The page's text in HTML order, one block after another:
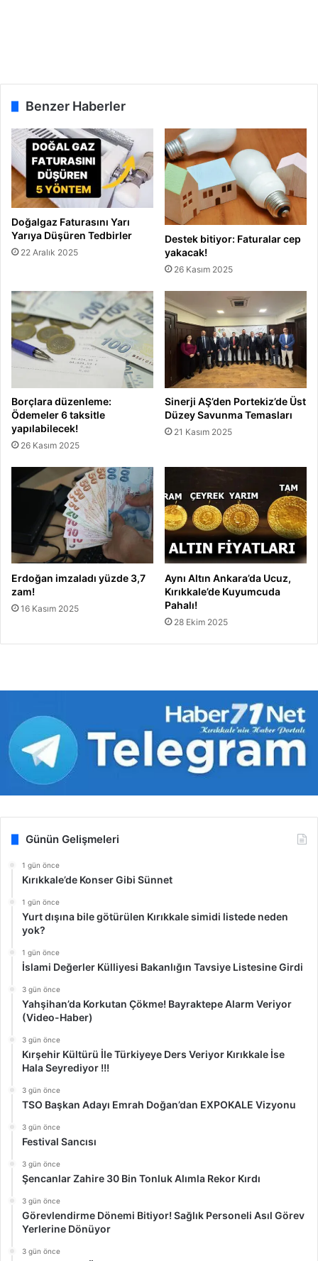
t
Benzer Haberler
Doğalgaz Faturasını Yarı
Yarıya Düşüren Tedbirler
22 Aralık 2025
Destek bitiyor: Faturalar cep
yakacak!
26 Kasım 2025
Borçlara düzenleme:
Ödemeler 6 taksitle
yapılabilecek!
26 Kasım 2025
Sinerji AŞ’den Portekiz’de Üst
Düzey Savunma Temasları
21 Kasım 2025
Erdoğan imzaladı yüzde 3,7
zam!
16 Kasım 2025
Aynı Altın Ankara’da Ucuz,
Kırıkkale’de Kuyumcuda
Pahalı!
28 Ekim 2025
Günün Gelişmeleri
1 gün önce
Kırıkkale’de Konser Gibi Sünnet
1 gün önce
Yurt dışına bile götürülen Kırıkkale simidi listede neden
yok?
1 gün önce
İslami Değerler Külliyesi Bakanlığın Tavsiye Listesine Girdi
3 gün önce
Yahşihan’da Korkutan Çökme! Bayraktepe Alarm Veriyor
(Video-Haber)
3 gün önce
Kırşehir Kültürü İle Türkiyeye Ders Veriyor Kırıkkale İse
Hala Seyrediyor !!!
3 gün önce
TSO Başkan Adayı Emrah Doğan’dan EXPOKALE Vizyonu
3 gün önce
Festival Sancısı
3 gün önce
Şencanlar Zahire 30 Bin Tonluk Alımla Rekor Kırdı
3 gün önce
Görevlendirme Dönemi Bitiyor! Sağlık Personeli Asıl Görev
Yerlerine Dönüyor
3 gün önce